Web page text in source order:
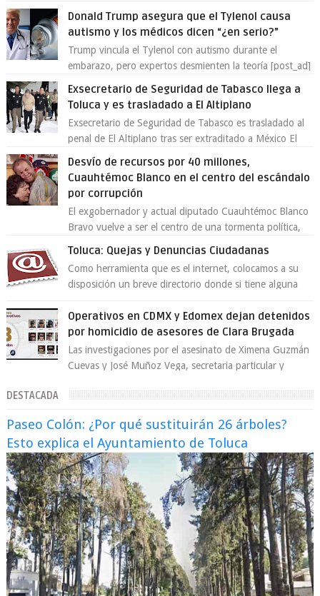
Donald Trump asegura que el Tylenol causa
autismo y los médicos dicen “¿en serio?”
Trump vincula el Tylenol con autismo durante el
embarazo, pero expertos desmienten la teoría [post_ad]
Exsecretario de Seguridad de Tabasco llega a
Toluca y es trasladado a El Altiplano
Exsecretario de Seguridad de Tabasco es trasladado al
penal de El Altiplano tras ser extraditado a México El
exsecretario de Seguridad Públi...
Desvío de recursos por 40 millones,
Cuauhtémoc Blanco en el centro del escándalo
por corrupción
El exgobernador y actual diputado Cuauhtémoc Blanco
Bravo vuelve a ser el centro de una tormenta política,
Toluca: Quejas y Denuncias Ciudadanas
Como herramienta que es el internet, colocamos a su
disposición un breve directorio donde si tiene alguna
Operativos en CDMX y Edomex dejan detenidos
por homicidio de asesores de Clara Brugada
Las investigaciones por el asesinato de Ximena Guzmán
Cuevas y José Muñoz Vega, secretaria particular y
DESTACADA
Paseo Colón: ¿Por qué sustituirán 26 árboles?
Esto explica el Ayuntamiento de Toluca